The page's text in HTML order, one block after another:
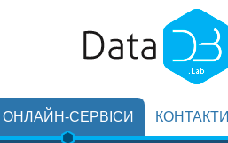
ОНЛАЙН-СЕРВІСИ КОНТАКТИ